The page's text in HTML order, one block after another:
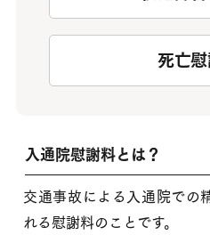
死亡
入通院慰謝料とは？
交通事故による入通院での
れる慰謝料のことです。